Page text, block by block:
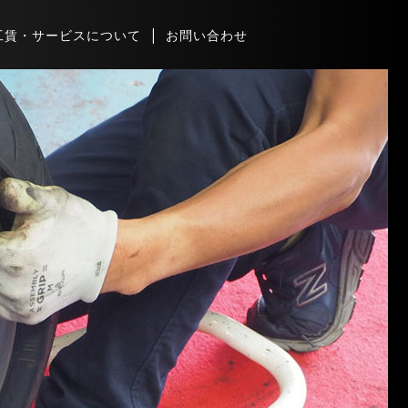
賃・サービスについて お問い合わせ